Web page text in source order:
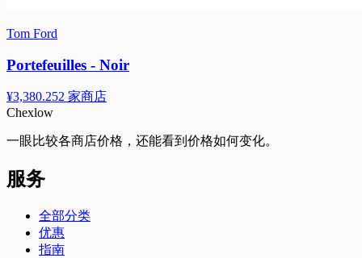
Tom Ford
Portefeuilles - Noir
¥3,380.252 家商店
Chexlow
一眼比较各商店价格，还能看到价格如何变化。
服务
全部分类
优惠
指南